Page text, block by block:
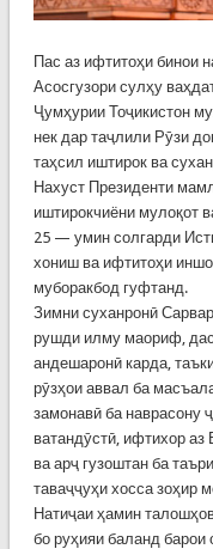
Пас аз ифтитоҳи бинои
Асосгузори сулҳу
Ҷумҳурии Тоҷикистон
нек дар таҷлили Рӯзи
таҳсил иштирок ва
Нахуст Президенти
иштирокчиёни мулоқот
25 — умин солгарди
хониш ва ифтитоҳи
муборакбод гуфтанд.
Зимни суханронӣ
рушди илму маориф,
андешаронӣ карда,
рӯзҳои аввал ба
замонавӣ ба наврасону
ватандӯстӣ, ифтихор
ва арҷ гузоштан ба
таваҷҷуҳи хосса зоҳир
Натиҷаи ҳамин
бо руҳияи баланд